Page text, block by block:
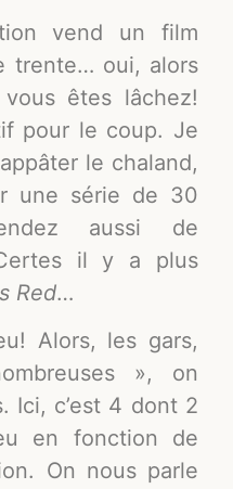
vend un film
trente… oui, alors
êtes lâchez!
pour le coup. Je
le chaland,
une série de 30
aussi de
il y a plus
Red…
Alors, les gars,
», on
Ici, c’est 4 dont 2
en fonction de
On nous parle